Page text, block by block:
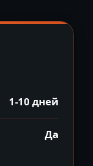
1-10 дней
Да